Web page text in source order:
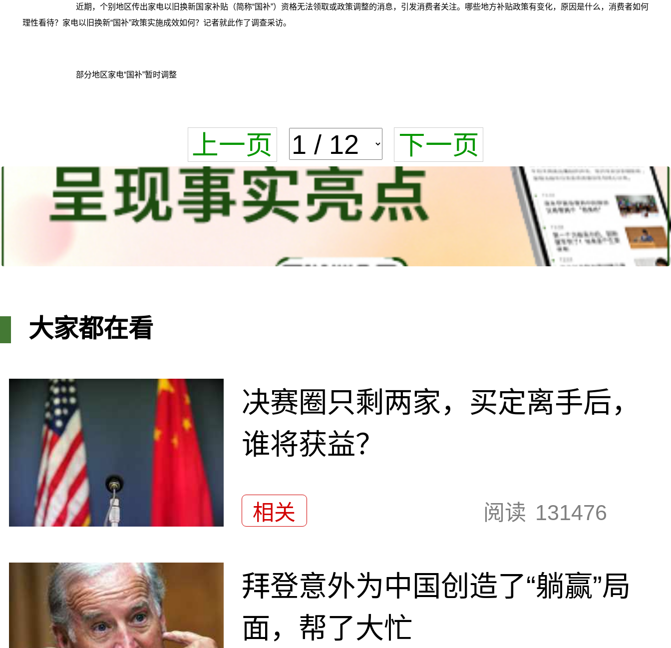
近期，个别地区传出家电以旧换新国家补贴（简称“国补”）资格无法领取或政策调整的消息，引发消费者关注。哪些地方补贴政策有变化，原因是什么，消费者如何
理性看待？家电以旧换新“国补”政策实施成效如何？记者就此作了调查采访。
部分地区家电“国补”暂时调整
上一页 下一页
大家都在看
决赛圈只剩两家，买定离手后，
谁将获益？
相关 阅读 131476
拜登意外为中国创造了“躺赢”局
面，帮了大忙